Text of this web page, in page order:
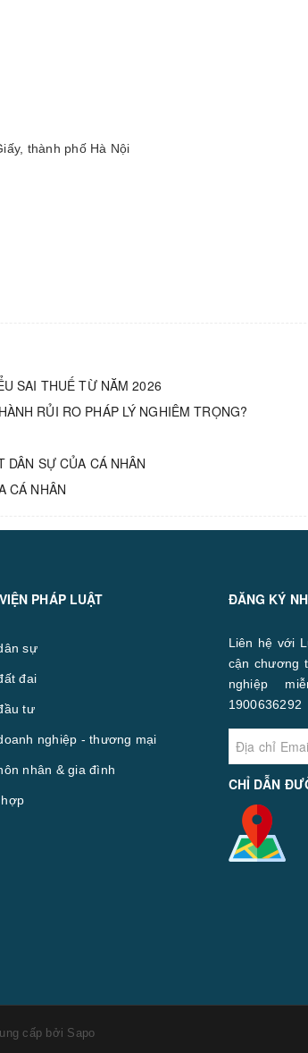
thành phố Hà Nội
SAI THUẾ TỪ NĂM 2026
RỦI RO PHÁP LÝ NGHIÊM TRỌNG?
DÂN SỰ CỦA CÁ NHÂN
CÁ NHÂN
PHÁP LUẬT
sự
đai
tư
nghiệp - thương mại
nhân & gia đình
ĐĂNG KÝ
Liên hệ với
cận chương
nghiệp
1900636292
CHỈ DẪN
cấp bởi Sapo